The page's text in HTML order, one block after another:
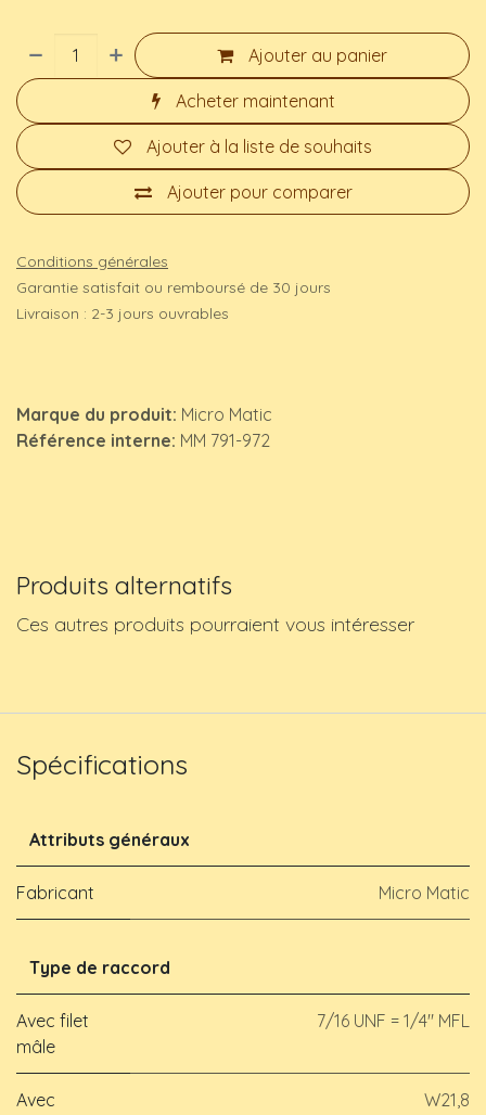
Ajouter au panier
Acheter maintenant
Ajouter pour comparer
Ajouter à la liste de souhaits
Conditions générales
Garantie satisfait ou remboursé de 30 jours
Livraison : 2-3 jours ouvrables
Marque du produit: Micro Matic
Référence interne: MM 791-972
Produits alternatifs
Ces autres produits pourraient vous intéresser
Spécifications
Attributs généraux
Fabricant Micro Matic
Type de raccord
Avec filet
mâle
7/16 UNF = 1/4" MFL
Avec
W21,8